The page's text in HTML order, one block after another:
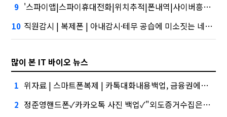
9 '스파이앱|스파이휴대전화|위치추적|폰내역|사이버흥신소 스마트폰도청 스마트폰 해킹 해드립니다.' 시장 열렸다…LG 먼저 '첫 테이프'
10 직원감시 | 복제폰 | 아내감시·테무 공습에 미소짓는 네카오
많이 본 IT 바이오 뉴스
1 위자료 | 스마트폰복제 | 카톡대화내용백업, 금융권에서는 투자자"
2 정준영핸드폰✓카카오톡 사진 백업✓"외도증거수집은이렇게하세요" 대외적으로 신뢰